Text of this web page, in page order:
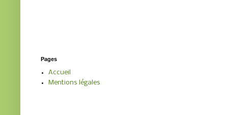
Pages
Accueil
Mentions légales